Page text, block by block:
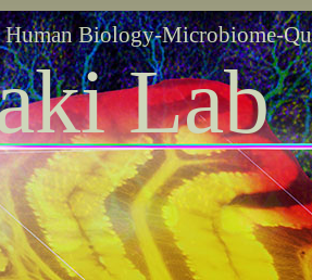
Biology-Microbiome-
Lab